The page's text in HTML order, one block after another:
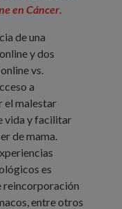
en Cáncer.
de una
y dos
vs.
a
el malestar
vida y facilitar
de mama.
es
reincorporación
entre otros